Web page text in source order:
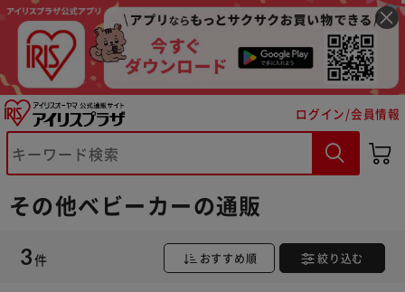
ログイン/会員情報
その他ベビーカーの通販
3件 おすすめ順 絞り込む
※ご確認ください
カートに入れる